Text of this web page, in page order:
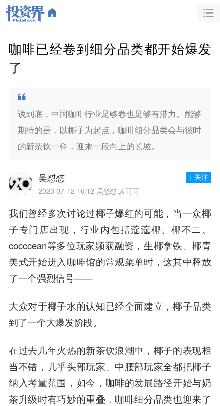
咖啡已经卷到细分品类都开始爆发
了
说到底，中国咖啡行业足够卷也足够有潜力。能够
期待的是，以椰子为起点，咖啡细分品类会与彼时
的新茶饮一样，迎来一段向上的长坡。
吴怼怼
2023-07-12 16:12 吴怼怼 麦可可
+ 关注
我们曾经多次讨论过椰子爆红的可能，当一众椰
子专门店出现，行业内包括蔻蔻椰、椰不二、
cococean等多位玩家频获融资，生椰拿铁、椰青
美式开始进入咖啡馆的常规菜单时，这其中释放
了一个强烈信号——
大众对于椰子水的认知已经全面建立，椰子品类
到了一个大爆发阶段。
在过去几年火热的新茶饮浪潮中，椰子的表现相
当不错，几乎头部玩家、中腰部玩家全都把椰子
纳入考量范围，如今，咖啡的发展路径开始与奶
茶升级时有巧妙的重叠，咖啡细分品类也迎来了